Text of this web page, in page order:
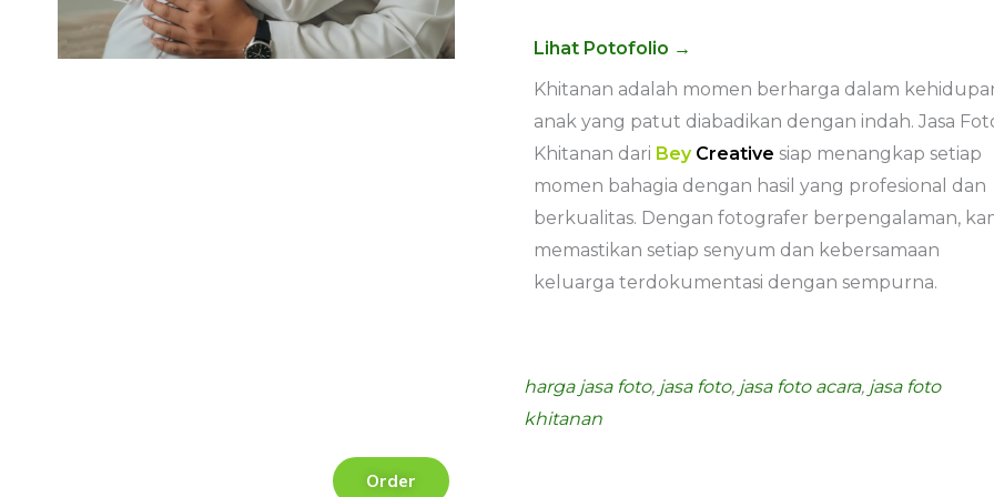
Lihat Potofolio →
Khitanan adalah momen berharga dalam
anak yang patut diabadikan dengan indah. Jasa
Khitanan dari Bey Creative siap menangkap setiap
momen bahagia dengan hasil yang profesional dan
berkualitas. Dengan fotografer berpengalaman,
memastikan setiap senyum dan kebersamaan
keluarga terdokumentasi dengan sempurna.
harga jasa foto, jasa foto, jasa foto acara, jasa foto
khitanan
Order